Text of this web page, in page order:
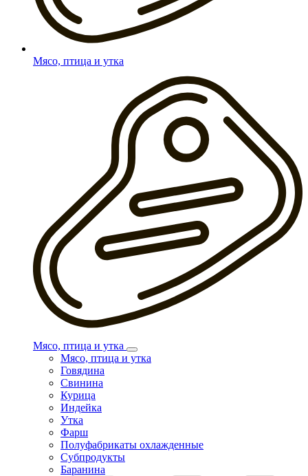
Мясо, птица и утка
Мясо, птица и утка
Мясо, птица и утка
Говядина
Свинина
Курица
Индейка
Утка
Фарш
Полуфабрикаты охлажденные
Субпродукты
Баранина